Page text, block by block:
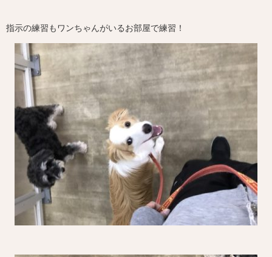
指示の練習もワンちゃんがいるお部屋で練習！